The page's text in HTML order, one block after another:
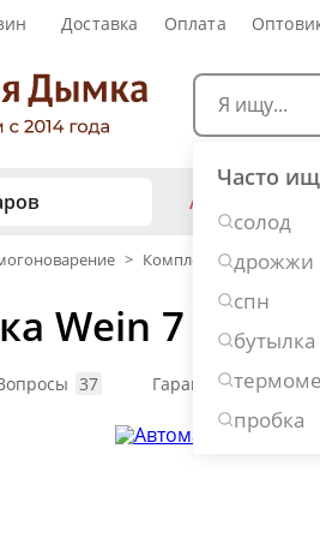
Доставка Оплата
Часто
солод
дрожжи
спн
бутылка
пробка
АКЦИИ
Рецепты
Виски
Ром
Джин
Наливки и
> Комплектующие >
Wein 7
37 Гарантия: 1 год